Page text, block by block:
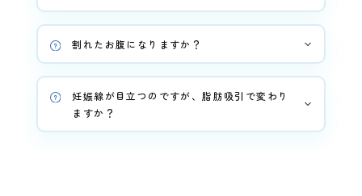
割れたお腹になりますか？
妊娠線が目立つのですが、脂肪吸引で変わり
ますか？